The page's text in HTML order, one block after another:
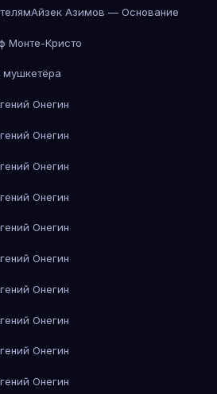
Айзек Азимов — Основание
Монте-Кристо
Онегин
Онегин
Онегин
Онегин
Онегин
Онегин
Онегин
Онегин
Онегин
Онегин